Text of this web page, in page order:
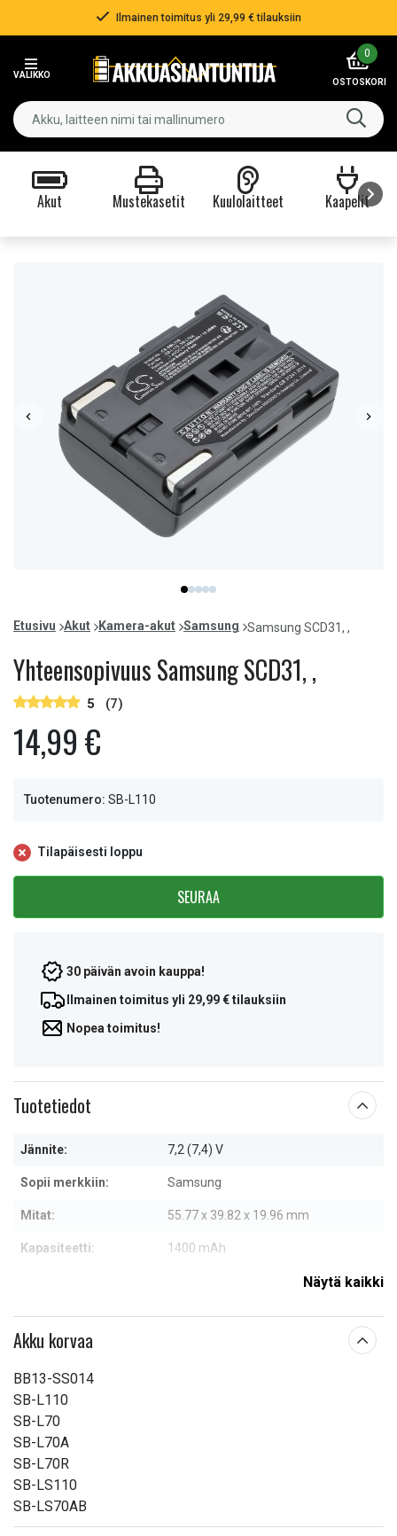
Ilmainen toimitus yli 29,99 € tilauksiin
VALIKKO
0
OSTOSKORI
Akut Mustekasetit Kuulolaitteet Kaapelit
item
0
item
1
item
2
item
3
item
4
of
Etusivu Akut Kamera-akut Samsung Samsung SCD31, ,
Yhteensopivuus Samsung SCD31, ,
5 (7)
14,99 €
Tuotenumero: SB-L110
Tilapäisesti loppu
SEURAA
30 päivän avoin kauppa!
Ilmainen toimitus yli 29,99 € tilauksiin
Nopea toimitus!
Tuotetiedot
Jännite: 7,2 (7,4) V
Sopii merkkiin: Samsung
Mitat: 55.77 x 39.82 x 19.96 mm
Kapasiteetti: 1400 mAh
Näytä kaikki
Akku korvaa
BB13-SS014
SB-L110
SB-L70
SB-L70A
SB-L70R
SB-LS110
SB-LS70AB